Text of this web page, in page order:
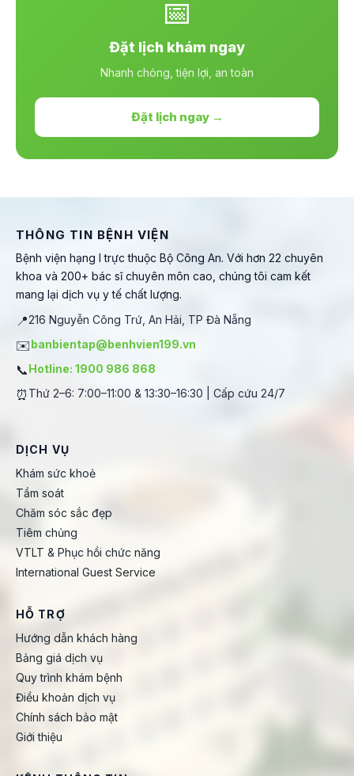
📅
Đặt lịch khám ngay
Nhanh chóng, tiện lợi, an toàn
Đặt lịch ngay →
THÔNG TIN BỆNH VIỆN
Bệnh viện hạng I trực thuộc Bộ Công An. Với hơn 22 chuyên
khoa và 200+ bác sĩ chuyên môn cao, chúng tôi cam kết
mang lại dịch vụ y tế chất lượng.
📍216 Nguyễn Công Trứ, An Hải, TP Đà Nẵng
✉️banbientap@benhvien199.vn
📞Hotline: 1900 986 868
⏰ Thứ 2–6: 7:00–11:00 & 13:30–16:30 | Cấp cứu 24/7
DỊCH VỤ
Khám sức khoẻ
Tầm soát
Chăm sóc sắc đẹp
Tiêm chủng
VTLT & Phục hồi chức năng
International Guest Service
HỖ TRỢ
Hướng dẫn khách hàng
Bảng giá dịch vụ
Quy trình khám bệnh
Điều khoản dịch vụ
Chính sách bảo mật
Giới thiệu